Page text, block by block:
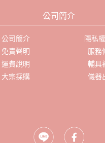
公司簡介
公司簡介
隱私
免責聲明
服務
運費說明
輔具
大宗採購
儀器